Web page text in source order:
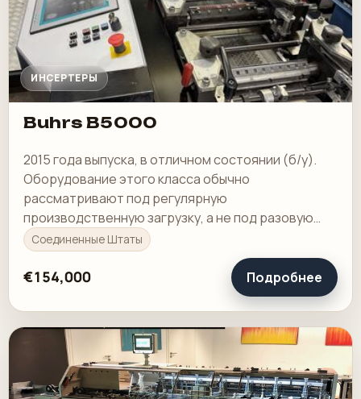
ИНСЕРТЕРЫ
Buhrs B5000
2015 года выпуска, в отличном состоянии (б/у).
Оборудование этого класса обычно
рассматривают под регулярную
производственную загрузку, а не под разовую
покупку в склад.
Соединенные Штаты
€154,000 Подробнее